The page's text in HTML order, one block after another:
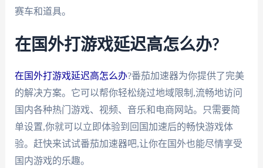
赛车和道具。
在国外打游戏延迟高怎么办?
在国外打游戏延迟高怎么办?番茄加速器为你提供了完美
的解决方案。它可以帮你轻松绕过地域限制,流畅地访问
国内各种热门游戏、视频、音乐和电商网站。只需要简
单设置,你就可以立即体验到回国加速后的畅快游戏体
验。赶快来试试番茄加速器吧,让你在国外也能尽情享受
国内游戏的乐趣。